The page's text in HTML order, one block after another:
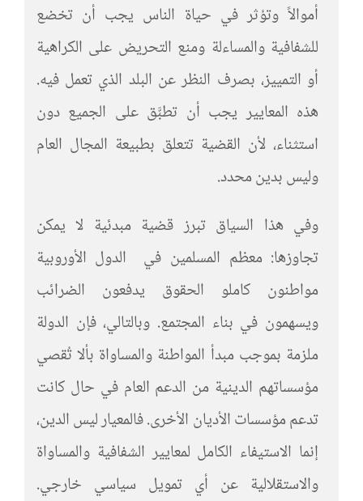
أموالاً وتؤثر في حياة الناس يجب أن تخضع
للشفافية والمساءلة ومنع التحريض على الكراهية
أو التمييز، بصرف النظر عن البلد الذي تعمل فيه.
هذه المعايير يجب أن تطبَّق على الجميع دون
استثناء، لأن القضية تتعلق بطبيعة المجال العام
وليس بدين محدد.
وفي هذا السياق تبرز قضية مبدئية لا يمكن
تجاوزها: معظم المسلمين في الدول الأوروبية
مواطنون كاملو الحقوق يدفعون الضرائب
ويسهمون في بناء المجتمع. وبالتالي، فإن الدولة
ملزمة بموجب مبدأ المواطنة والمساواة بألا تُقصي
مؤسساتهم الدينية من الدعم العام في حال كانت
تدعم مؤسسات الأديان الأخرى. فالمعيار ليس الدين،
إنما الاستيفاء الكامل لمعايير الشفافية والمساواة
والاستقلالية عن أي تمويل سياسي خارجي.